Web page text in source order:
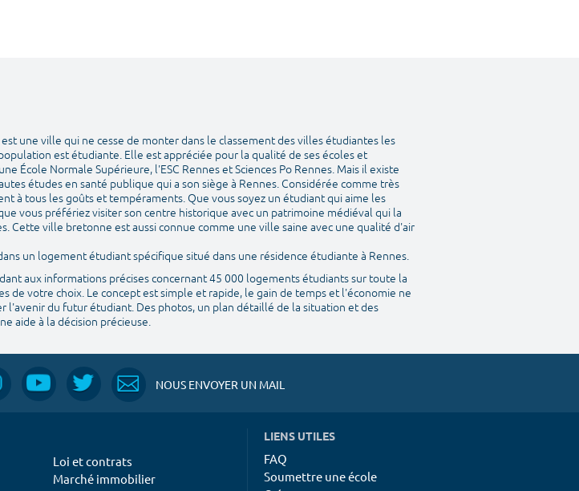
une ville qui ne cesse de monter dans le classement des villes étudiantes les
est étudiante. Elle est appréciée pour la qualité de ses écoles et
École Normale Supérieure, l'ESC Rennes et Sciences Po Rennes. Mais il existe
études en santé publique qui a son siège à Rennes. Considérée comme très
à tous les goûts et tempéraments. Que vous soyez un étudiant qui aime les
vous préfériez visiter son centre historique avec un patrimoine médiéval qui la
Cette ville bretonne est aussi connue comme une ville saine avec une qualité d'air
un logement étudiant spécifique situé dans une résidence étudiante à Rennes.
aux informations précises concernant 45 000 logements étudiants sur toute la
de votre choix. Le concept est simple et rapide, le gain de temps et l'économie ne
l'avenir du futur étudiant. Des photos, un plan détaillé de la situation et des
aide à la décision précieuse.
NOUS ENVOYER UN MAIL
Loi et contrats
Marché immobilier
LIENS UTILES
FAQ
Soumettre une école